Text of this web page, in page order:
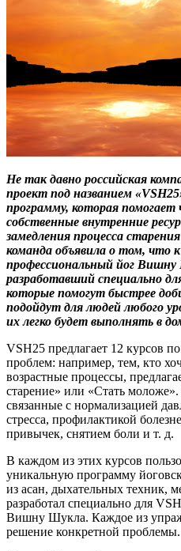
Не так давно российская
проект под названием
программу, которая помогает
собственные внутренние
замедления процесса
команда объявила о том, что
профессиональный йог
разработавший специально
которые помогут быстрее
подойдут для людей любого
их легко будет выполнять в
VSH25 предлагает 12 курсов
проблем: например, тем, кто
возрастные процессы,
старение» или «Стать
связанные с нормализацией
стресса, профилактикой
привычек, снятием боли и т. д.
В каждом из этих курсов
уникальную программу
из асан, дыхательных техник,
разработал специально для
Вишну Шукла. Каждое из
решение конкретной проблемы.